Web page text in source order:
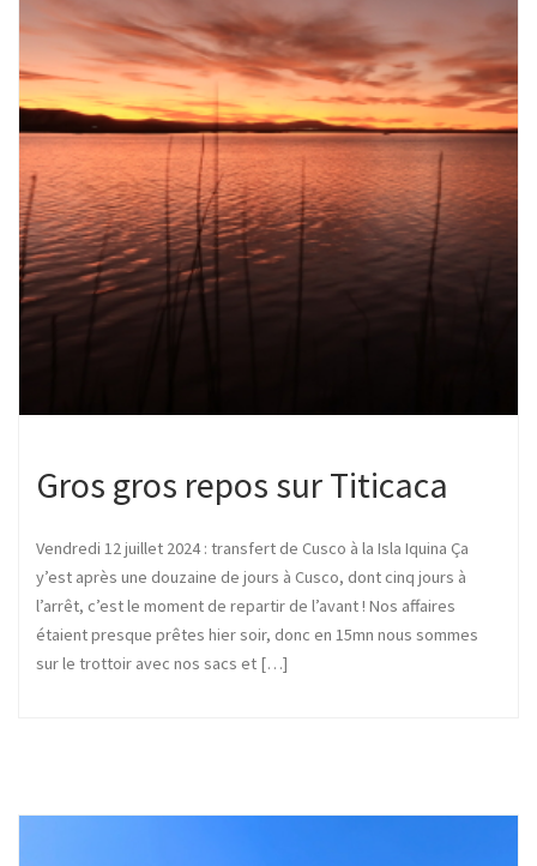
Gros gros repos sur Titicaca
Vendredi 12 juillet 2024 : transfert de Cusco à la Isla Iquina Ça
y’est après une douzaine de jours à Cusco, dont cinq jours à
l’arrêt, c’est le moment de repartir de l’avant ! Nos affaires
étaient presque prêtes hier soir, donc en 15mn nous sommes
sur le trottoir avec nos sacs et […]